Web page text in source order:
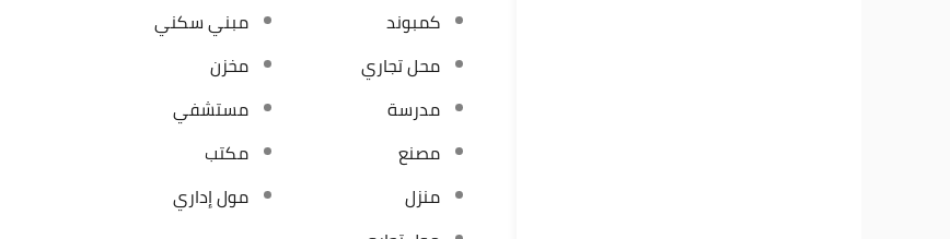
كمبوند
مبني سكني
محل تجاري
مخزن
مدرسة
مستشفي
مصنع
مكتب
منزل
مول إداري